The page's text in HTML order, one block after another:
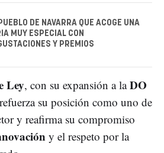
DE NAVARRA QUE ACOGE UNA
MUY ESPECIAL CON
Y PREMIOS
Ley, con su expansión a laDO
su posición como uno de
y reafirma su compromiso
y el respeto por la